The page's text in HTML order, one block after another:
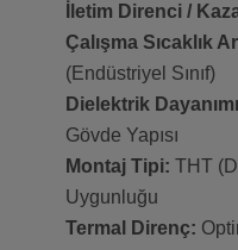
İletim Direnci /
Çalışma Sıcaklık
(Endüstriyel Sınıf)
Dielektrik
Gövde Yapısı
Montaj Tipi: THT
Uygunluğu
Termal Direnç: